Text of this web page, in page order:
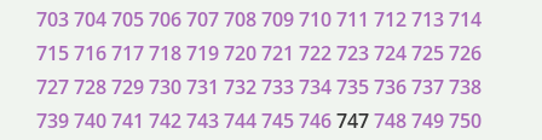
703704705706707708709710711 712713714
715716717718719720721 722723724725726
727728729730731 732733734735736737738
739740741 742743744745746747748749750